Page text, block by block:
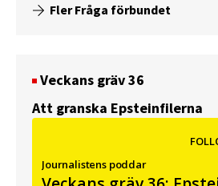
Fler Fråga förbundet
Veckans gräv 36
Att granska Epsteinfilerna